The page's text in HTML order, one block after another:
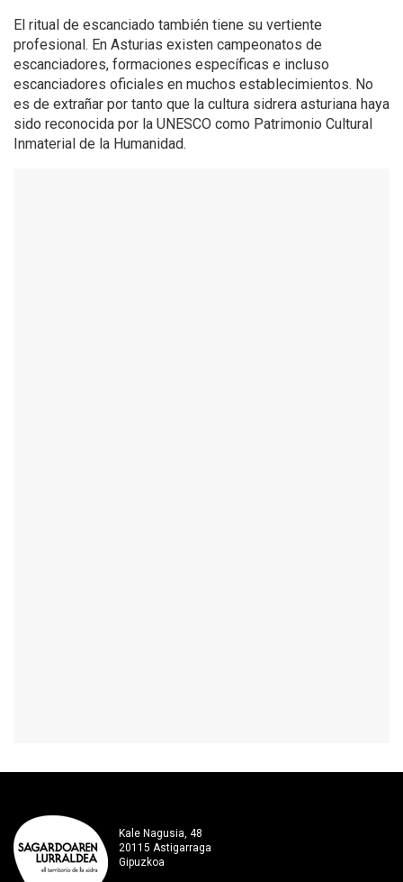
El ritual de escanciado también tiene su vertiente
profesional. En Asturias existen campeonatos de
escanciadores, formaciones específicas e incluso
escanciadores oficiales en muchos establecimientos. No
es de extrañar por tanto que la cultura sidrera asturiana haya
sido reconocida por la UNESCO como Patrimonio Cultural
Inmaterial de la Humanidad.
Kale Nagusia, 48
20115 Astigarraga
Gipuzkoa